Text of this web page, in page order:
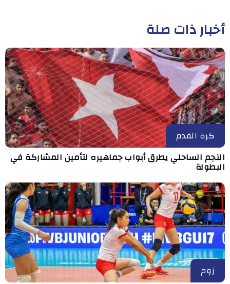
أخبار ذات صلة
كرة القدم
النجم الساحلي يطرق أبواب جماهيره لتأمين المشاركة في
البطولة
زوم